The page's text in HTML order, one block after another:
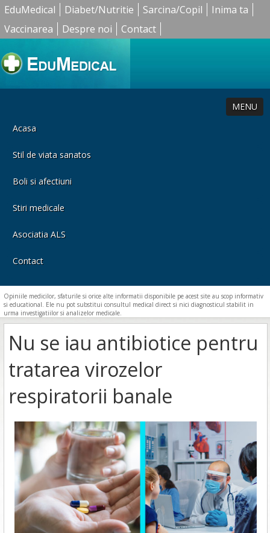
EduMedical Diabet/Nutritie Sarcina/Copil
Inima ta
Vaccinarea
Despre noi Contact
MENU
Acasa
Stil de viata sanatos
Boli si afectiuni
Stiri medicale
Asociatia ALS
Contact
Opiniile medicilor, sfaturile si orice alte informatii disponibile pe acest site au scop informativ
si educational. Ele nu pot substitui consultul medical direct si nici diagnosticul stabilit in
urma investigatiilor si analizelor medicale.
Nu se iau antibiotice pentru
tratarea virozelor
respiratorii banale